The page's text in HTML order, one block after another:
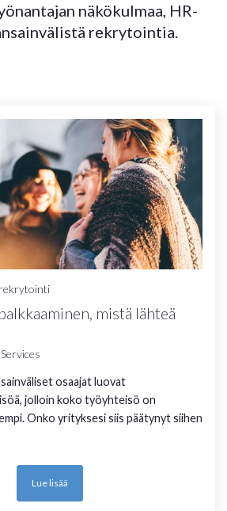
näkökulmaa, HR-
rekrytointia.
mistä lähteä
osaajat luovat
jolloin koko työyhteisö on
Onko yrityksesi siis päätynyt siihen
Lue lisää
Lue lisää